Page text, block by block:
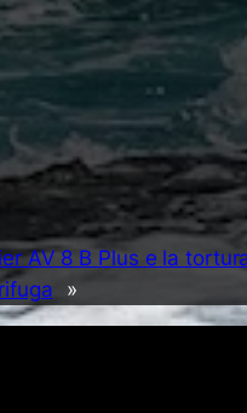
AV 8 B Plus e la
»